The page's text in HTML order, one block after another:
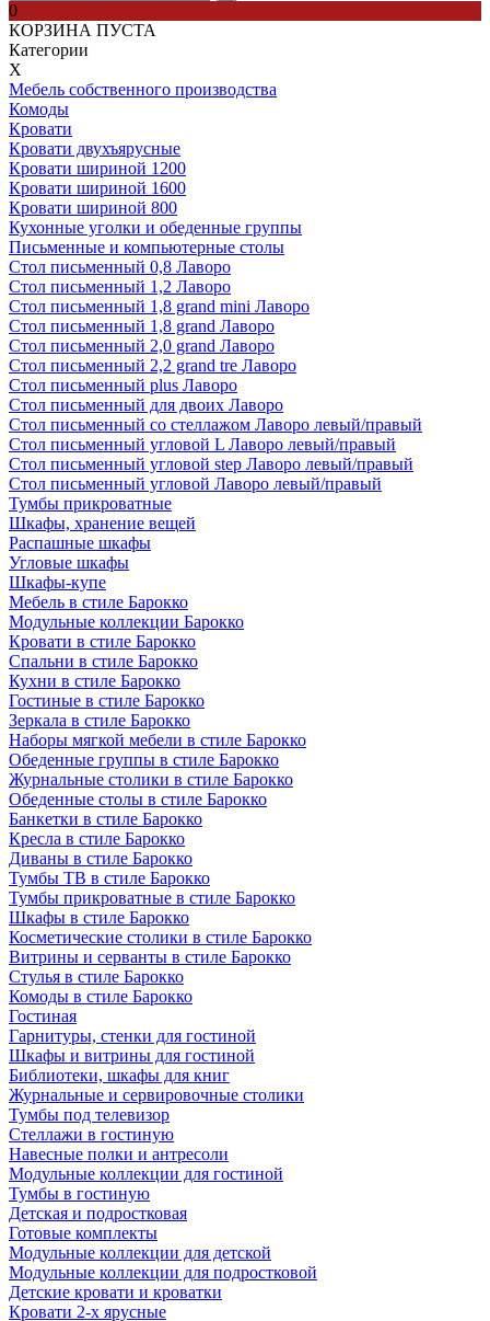
0
КОРЗИНА ПУСТА
Категории
Х
Мебель собственного производства
Комоды
Кровати
Кровати двухъярусные
Кровати шириной 1200
Кровати шириной 1600
Кровати шириной 800
Кухонные уголки и обеденные группы
Письменные и компьютерные столы
Стол письменный 0,8 Лаворо
Стол письменный 1,2 Лаворо
Стол письменный 1,8 grand mini Лаворо
Стол письменный 1,8 grand Лаворо
Стол письменный 2,0 grand Лаворо
Стол письменный 2,2 grand tre Лаворо
Стол письменный plus Лаворо
Стол письменный для двоих Лаворо
Стол письменный со стеллажом Лаворо левый/правый
Стол письменный угловой L Лаворо левый/правый
Стол письменный угловой step Лаворо левый/правый
Стол письменный угловой Лаворо левый/правый
Тумбы прикроватные
Шкафы, хранение вещей
Распашные шкафы
Угловые шкафы
Шкафы-купе
Мебель в стиле Барокко
Модульные коллекции Барокко
Кровати в стиле Барокко
Спальни в стиле Барокко
Кухни в стиле Барокко
Гостиные в стиле Барокко
Зеркала в стиле Барокко
Наборы мягкой мебели в стиле Барокко
Обеденные группы в стиле Барокко
Журнальные столики в стиле Барокко
Обеденные столы в стиле Барокко
Банкетки в стиле Барокко
Кресла в стиле Барокко
Диваны в стиле Барокко
Тумбы ТВ в стиле Барокко
Тумбы прикроватные в стиле Барокко
Шкафы в стиле Барокко
Косметические столики в стиле Барокко
Витрины и серванты в стиле Барокко
Стулья в стиле Барокко
Комоды в стиле Барокко
Гостиная
Гарнитуры, стенки для гостиной
Шкафы и витрины для гостиной
Библиотеки, шкафы для книг
Журнальные и сервировочные столики
Тумбы под телевизор
Стеллажи в гостиную
Навесные полки и антресоли
Модульные коллекции для гостиной
Тумбы в гостиную
Детская и подростковая
Готовые комплекты
Модульные коллекции для детской
Модульные коллекции для подростковой
Детские кровати и кроватки
Кровати 2-х ярусные